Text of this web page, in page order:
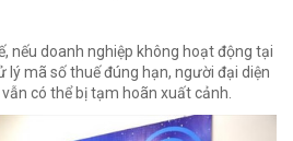
nếu doanh nghiệp không hoạt động tại
lý mã số thuế đúng hạn, người đại diện
có thể bị tạm hoãn xuất cảnh.